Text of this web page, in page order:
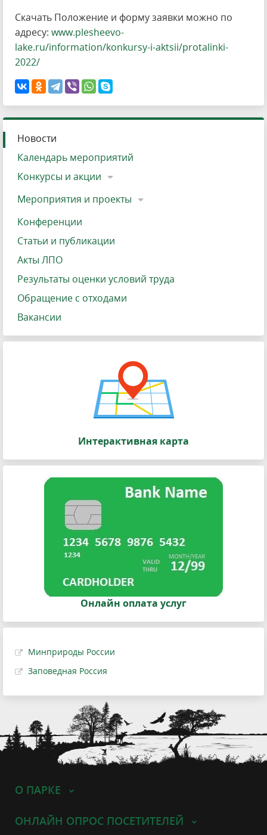
Скачать Положение и форму заявки можно по
адресу: www.plesheevo-
lake.ru/information/konkursy-i-aktsii/protalinki-
2022/
Новости
Календарь мероприятий
Конкурсы и акции
Мероприятия и проекты
Конференции
Статьи и публикации
Акты ЛПО
Результаты оценки условий труда
Обращение с отходами
Вакансии
Интерактивная карта
Онлайн оплата услуг
Минприроды России
Заповедная Россия
О ПАРКЕ
ОНЛАЙН ОПРОС ПОСЕТИТЕЛЕЙ